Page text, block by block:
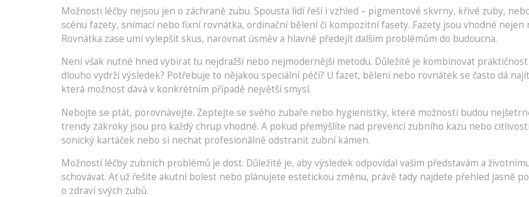
Možnosti léčby nejsou jen o záchraně zubu. Spousta lidí řeší i vzhled – pigmentové skvrny, křivé zuby,
scénu fazety, snímací nebo fixní rovnátka, ordinační bělení či kompozitní fasety. Fazety jsou vhodné
Rovnátka zase umí vylepšit skus, narovnat úsměv a hlavně předejít dalším problémům do budoucna.
Není však nutné hned vybírat tu nejdražší nebo nejmodernější metodu. Důležité je kombinovat praktičnost
dlouho vydrží výsledek? Potřebuje to nějakou speciální péči? U fazet, bělení nebo rovnátek se často dá
která možnost dává v konkrétním případě největší smysl.
Nebojte se ptát, porovnávejte. Zeptejte se svého zubaře nebo hygienistky, které možnosti budou
trendy zákroky jsou pro každý chrup vhodné. A pokud přemýšlíte nad prevencí zubního kazu nebo
sonický kartáček nebo si nechat profesionálně odstranit zubní kámen.
Možností léčby zubních problémů je dost. Důležité je, aby výsledek odpovídal vašim představám a
schovávat. Ať už řešíte akutní bolest nebo plánujete estetickou změnu, právě tady najdete přehled jasně
o zdraví svých zubů.